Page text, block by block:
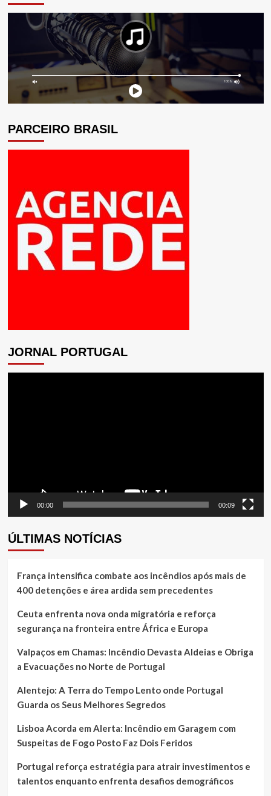
PARCEIRO BRASIL
JORNAL PORTUGAL
00:00 00:09
ÚLTIMAS NOTÍCIAS
França intensifica combate aos incêndios após mais de
400 detenções e área ardida sem precedentes
Ceuta enfrenta nova onda migratória e reforça
segurança na fronteira entre África e Europa
Valpaços em Chamas: Incêndio Devasta Aldeias e Obriga
a Evacuações no Norte de Portugal
Alentejo: A Terra do Tempo Lento onde Portugal
Guarda os Seus Melhores Segredos
Lisboa Acorda em Alerta: Incêndio em Garagem com
Suspeitas de Fogo Posto Faz Dois Feridos
Portugal reforça estratégia para atrair investimentos e
talentos enquanto enfrenta desafios demográficos